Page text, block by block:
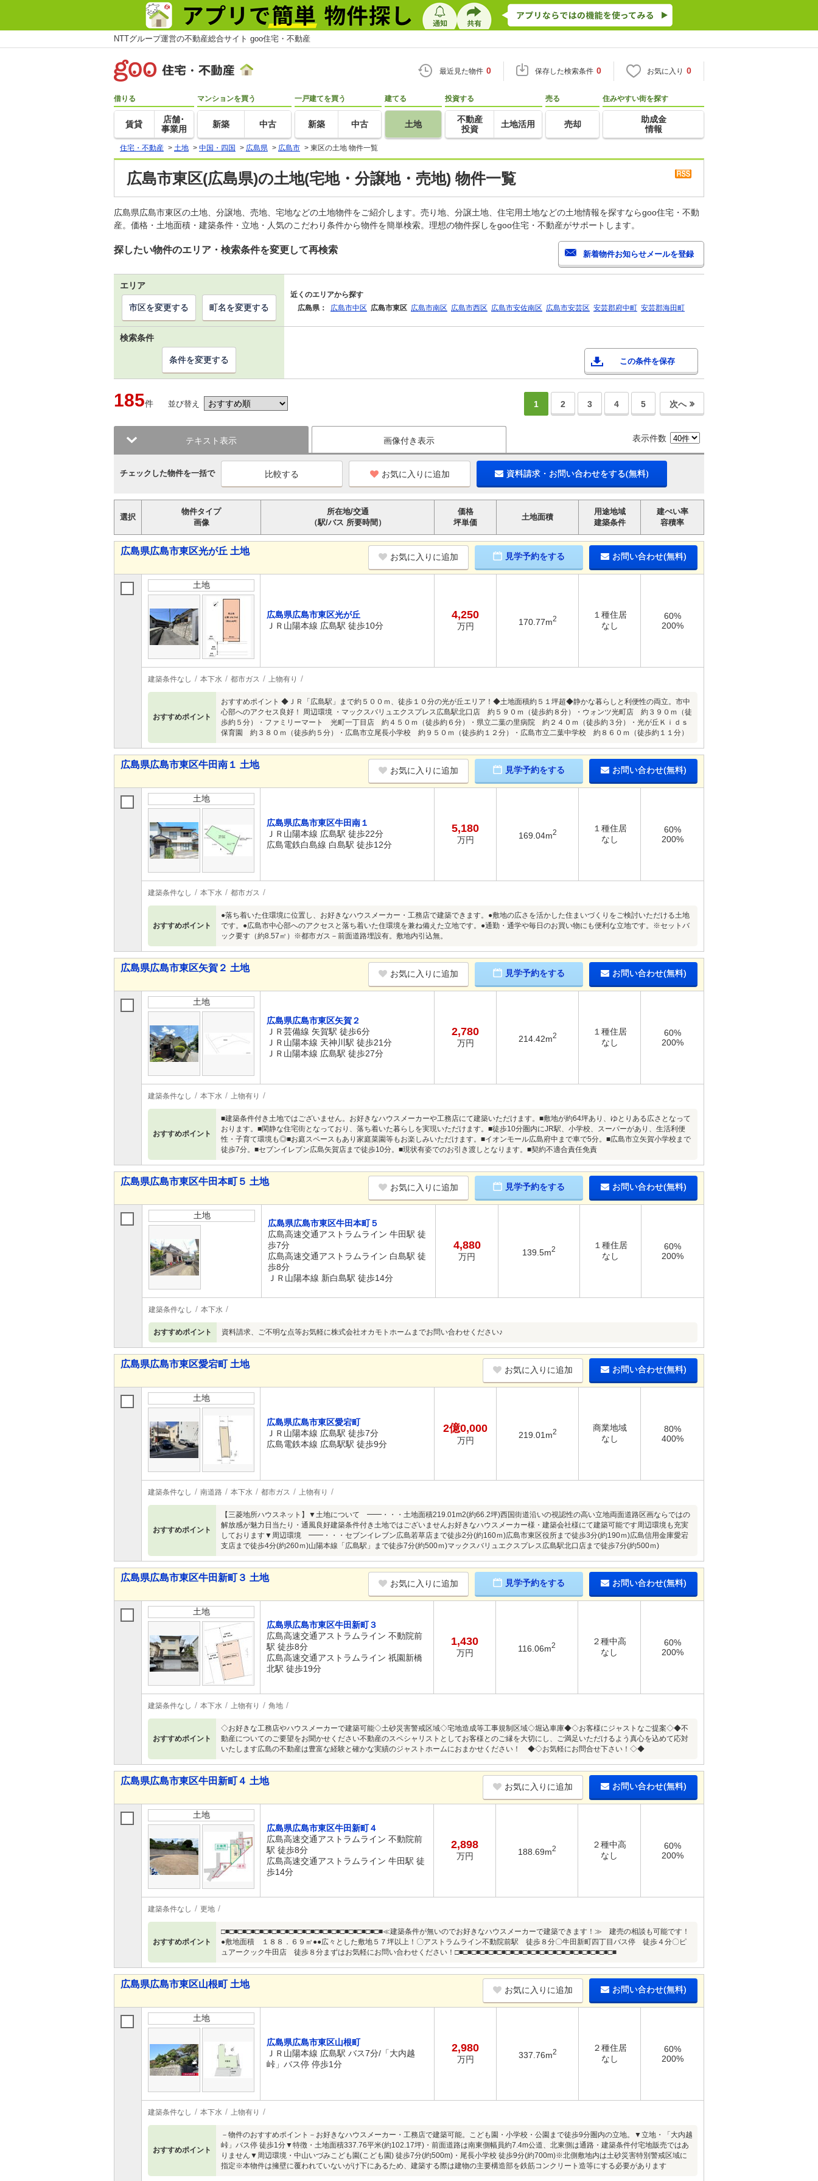
NTTグループ運営の不動産総合サイト goo住宅・不動産
最近見た物件 0 保存した検索条件 0 お気に入り 0
借りる
賃貸
店舗･
事業用
マンションを買う
新築 中古
一戸建てを買う
新築 中古
建てる
土地
投資する
不動産
投資
土地活用
売る
売却
住みやすい街を探す
助成金
情報
住宅・不動産 > 土地 > 中国・四国 > 広島県 > 広島市 > 東区の土地 物件一覧
広島市東区(広島県)の土地(宅地・分譲地・売地) 物件一覧
広島県広島市東区の土地、分譲地、売地、宅地などの土地物件をご紹介します。売り地、分譲土地、住宅用土地などの土地情報を探すならgoo住宅・不動
産。価格・土地面積・建築条件・立地・人気のこだわり条件から物件を簡単検索。理想の物件探しをgoo住宅・不動産がサポートします。
探したい物件のエリア・検索条件を変更して再検索
エリア
近くのエリアから探す
広島県：
広島市中区 広島市東区 広島市南区 広島市西区 広島市安佐南区 広島市安芸区 安芸郡府中町 安芸郡海田町
市区を変更する 町名を変更する
検索条件
この条件を保存
条件を変更する
185件 並び替え 1 2 3 4 5 次へ
テキスト表示 画像付き表示 表示件数
チェックした物件を一括で お気に入りに追加 資料請求・お問い合わせをする(無料)
選択
物件タイプ
画像
所在地/交通
（駅/バス 所要時間）
価格
坪単価
土地面積
用途地域
建築条件
建ぺい率
容積率
広島県広島市東区光が丘 土地
お気に入りに追加 見学予約をする お問い合わせ(無料)
土地
広島県広島市東区光が丘
ＪＲ山陽本線 広島駅 徒歩10分
4,250
万円 170.77m2
１種住居
なし
60%
200%
建築条件なし 本下水 都市ガス 上物有り
おすすめポイント
おすすめポイント ◆ＪＲ「広島駅」まで約５００ｍ、徒歩１０分の光が丘エリア！◆土地面積約５１坪超◆静かな暮らしと利便性の両立。市中
心部へのアクセス良好！ 周辺環境 ・マックスバリュエクスプレス広島駅北口店 約５９０ｍ（徒歩約８分）・ウォンツ光町店 約３９０ｍ（徒
歩約５分）・ファミリーマート 光町一丁目店 約４５０ｍ（徒歩約６分）・県立二葉の里病院 約２４０ｍ（徒歩約３分）・光が丘Ｋｉｄｓ
保育園 約３８０ｍ（徒歩約５分）・広島市立尾長小学校 約９５０ｍ（徒歩約１２分）・広島市立二葉中学校 約８６０ｍ（徒歩約１１分）
広島県広島市東区牛田南１ 土地
お気に入りに追加 見学予約をする お問い合わせ(無料)
土地
広島県広島市東区牛田南１
ＪＲ山陽本線 広島駅 徒歩22分
広島電鉄白島線 白島駅 徒歩12分
5,180
万円 169.04m2
１種住居
なし
60%
200%
建築条件なし 本下水 都市ガス
おすすめポイント
●落ち着いた住環境に位置し、お好きなハウスメーカー・工務店で建築できます。●敷地の広さを活かした住まいづくりをご検討いただける土地
です。●広島市中心部へのアクセスと落ち着いた住環境を兼ね備えた立地です。●通勤・通学や毎日のお買い物にも便利な立地です。※セットバ
ック要す（約8.57㎡）※都市ガス－前面道路埋設有。敷地内引込無。
広島県広島市東区矢賀２ 土地
お気に入りに追加 見学予約をする お問い合わせ(無料)
土地
広島県広島市東区矢賀２
ＪＲ芸備線 矢賀駅 徒歩6分
ＪＲ山陽本線 天神川駅 徒歩21分
ＪＲ山陽本線 広島駅 徒歩27分
2,780
万円 214.42m2
１種住居
なし
60%
200%
建築条件なし 本下水 上物有り
おすすめポイント
■建築条件付き土地ではございません。お好きなハウスメーカーや工務店にて建築いただけます。■敷地が約64坪あり、ゆとりある広さとなって
おります。■閑静な住宅街となっており、落ち着いた暮らしを実現いただけます。■徒歩10分圏内にJR駅、小学校、スーパーがあり、生活利便
性・子育て環境も◎■お庭スペースもあり家庭菜園等もお楽しみいただけます。■イオンモール広島府中まで車で5分。■広島市立矢賀小学校まで
徒歩7分。■セブンイレブン広島矢賀店まで徒歩10分。■現状有姿でのお引き渡しとなります。■契約不適合責任免責
広島県広島市東区牛田本町５ 土地
お気に入りに追加 見学予約をする お問い合わせ(無料)
土地
広島県広島市東区牛田本町５
広島高速交通アストラムライン 牛田駅 徒
歩7分
広島高速交通アストラムライン 白島駅 徒
歩8分
ＪＲ山陽本線 新白島駅 徒歩14分
4,880
万円 139.5m2
１種住居
なし
60%
200%
建築条件なし 本下水
おすすめポイント 資料請求、ご不明な点等お気軽に株式会社オカモトホームまでお問い合わせください♪
広島県広島市東区愛宕町 土地
お気に入りに追加 お問い合わせ(無料)
土地
広島県広島市東区愛宕町
ＪＲ山陽本線 広島駅 徒歩7分
広島電鉄本線 広島駅駅 徒歩9分
2億0,000
万円
219.01m2
商業地域
なし
80%
400%
建築条件なし 南道路 本下水 都市ガス 上物有り
おすすめポイント
【三菱地所ハウスネット】▼土地について ━━・・・土地面積219.01m2(約66.2坪)西国街道沿いの視認性の高い立地両面道路区画ならではの
解放感が魅力日当たり・通風良好建築条件付き土地ではございませんお好きなハウスメーカー様・建築会社様にて建築可能です周辺環境も充実
しております▼周辺環境 ━━・・・セブンイレブン広島若草店まで徒歩2分(約160ｍ)広島市東区役所まで徒歩3分(約190ｍ)広島信用金庫愛宕
支店まで徒歩4分(約260ｍ)山陽本線「広島駅」まで徒歩7分(約500ｍ)マックスバリュエクスプレス広島駅北口店まで徒歩7分(約500ｍ)
広島県広島市東区牛田新町３ 土地
お気に入りに追加 見学予約をする お問い合わせ(無料)
土地
広島県広島市東区牛田新町３
広島高速交通アストラムライン 不動院前
駅 徒歩8分
広島高速交通アストラムライン 祇園新橋
北駅 徒歩19分
1,430
万円 116.06m2
２種中高
なし
60%
200%
建築条件なし 本下水 上物有り 角地
おすすめポイント
◇お好きな工務店やハウスメーカーで建築可能◇土砂災害警戒区域◇宅地造成等工事規制区域◇堀込車庫◆◇お客様にジャストなご提案◇◆不
動産についてのご要望をお聞かせください不動産のスペシャリストとしてお客様とのご縁を大切にし、ご満足いただけるよう真心を込めて応対
いたします広島の不動産は豊富な経験と確かな実績のジャストホームにおまかせください！ ◆◇お気軽にお問合せ下さい！◇◆
広島県広島市東区牛田新町４ 土地
お気に入りに追加 お問い合わせ(無料)
土地
広島県広島市東区牛田新町４
広島高速交通アストラムライン 不動院前
駅 徒歩8分
広島高速交通アストラムライン 牛田駅 徒
歩14分
2,898
万円 188.69m2
２種中高
なし
60%
200%
建築条件なし 更地
おすすめポイント
□■□■□■□■□■□■□■□■□■□■□■□■□■□■□■□■□■□■□■≪建築条件が無いのでお好きなハウスメーカーで建築できます！≫ 建売の相談も可能です！
●敷地面積 １８８．６９㎡●●広々とした敷地５７坪以上！〇アストラムライン不動院前駅 徒歩８分〇牛田新町四丁目バス停 徒歩４分〇ピ
ュアークック牛田店 徒歩８分まずはお気軽にお問い合わせください！□■□■□■□■□■□■□■□■□■□■□■□■□■□■□■□■□■□■□■
広島県広島市東区山根町 土地
お気に入りに追加 お問い合わせ(無料)
土地
広島県広島市東区山根町
ＪＲ山陽本線 広島駅 バス7分/「大内越
峠」バス停 停歩1分
2,980
万円 337.76m2
２種住居
なし
60%
200%
建築条件なし 本下水 上物有り
おすすめポイント
－物件のおすすめポイント－お好きなハウスメーカー・工務店で建築可能。こども園・小学校・公園まで徒歩9分圏内の立地。▼立地・「大内越
峠」バス停 徒歩1分▼特徴・土地面積337.76平米(約102.17坪)・前面道路は南東側幅員約7.4m公道、北東側は通路・建築条件付宅地販売ではあ
りません▼周辺環境・中山いづみこども園(こども園) 徒歩7分(約500m)・尾長小学校 徒歩9分(約700m)※北側敷地内は土砂災害特別警戒区域に
指定※本物件は擁壁に覆われていないがけ下にあるため、建築する際は建物の主要構造部を鉄筋コンクリート造等にする必要があります